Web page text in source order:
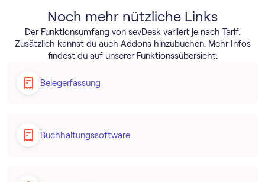
Noch mehr nützliche Links
Der Funktionsumfang von sevDesk variiert je nach Tarif.
Zusätzlich kannst du auch Addons hinzubuchen. Mehr Infos
findest du auf unserer Funktionssübersicht.
Belegerfassung
Buch­haltungs­software